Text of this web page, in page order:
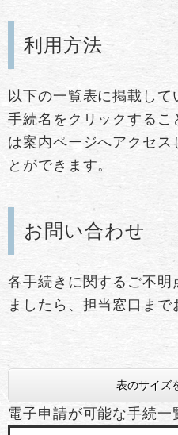
利用方法
以下の一覧表に掲載して
手続名をクリックするこ
は案内ページへアクセス
とができます。
お問い合わせ
各手続きに関するご不
ましたら、担当窓口まで
表のサイズ
電子申請が可能な手続一